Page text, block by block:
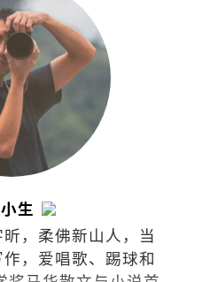
生
，柔佛新山人，当
，爱唱歌、踢球和